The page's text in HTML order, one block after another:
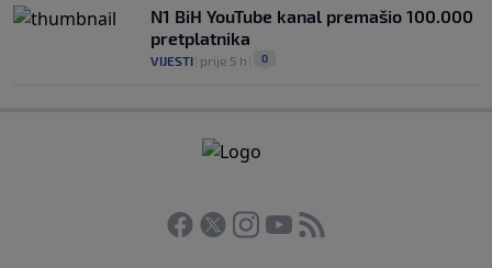
N1 BiH YouTube kanal premašio 100.000
pretplatnika
VIJESTI prije 5 h 0